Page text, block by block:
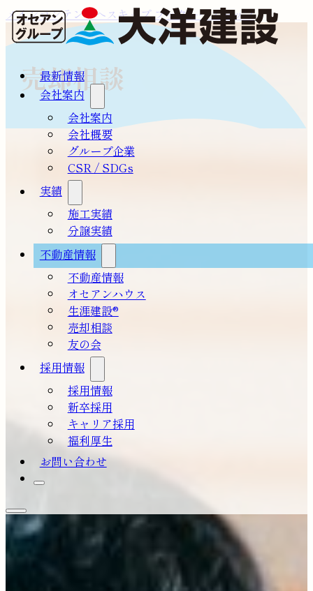
メインコンテンツへスキップフッターへスキップ
最新情報
会社案内
会社案内
会社概要
グループ企業
CSR / SDGs
実績
施工実績
分譲実績
不動産情報
不動産情報
オセアンハウス
生涯建設®
売却相談
友の会
採用情報
採用情報
新卒採用
キャリア採用
福利厚生
お問い合わせ
売却相談